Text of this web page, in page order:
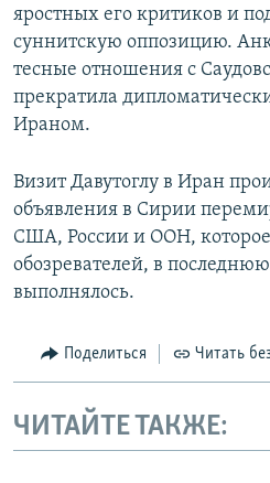
яростных его критиков и
суннитскую оппозицию.
тесные отношения с
прекратила
Ираном.
Визит Давутоглу в Иран
объявления в Сирии
США, России и ООН,
обозревателей, в
выполнялось.
Поделиться Читать
ЧИТАЙТЕ ТАКЖЕ: